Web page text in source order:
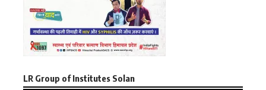
LR Group of Institutes Solan